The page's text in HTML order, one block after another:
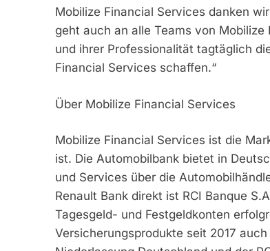
Mobilize Financial Services danken
geht auch an alle Teams von
und ihrer Professionalität tagtäglich
Financial Services schaffen.“
Über Mobilize Financial Services
Mobilize Financial Services ist die
ist. Die Automobilbank bietet in
und Services über die
Renault Bank direkt ist RCI Banque
Tagesgeld- und Festgeldkonten
Versicherungsprodukte seit 2017